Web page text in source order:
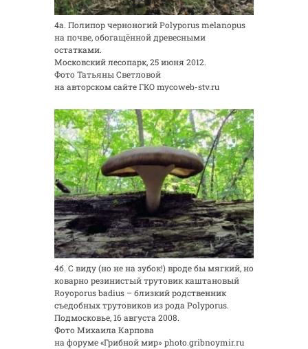
4а. Полипор черноногий Polyporus melanopus
на почве, обогащённой древесными
остатками.
Московский лесопарк, 25 июня 2012.
Фото Татьяны Светловой
на авторском сайте ГКО mycoweb-stv.ru
4б. С виду (но не на зубок!) вроде бы мягкий, но
коварно резинистый трутовик каштановый
Royoporus badius – близкий родственник
съедобных трутовиков из рода Polyporus.
Подмосковье, 16 августа 2008.
Фото Михаила Карпова
на форуме «Грибной мир» photo.gribnoymir.ru